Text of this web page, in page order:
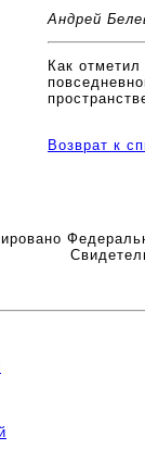
Андрей
Как
Возврат к